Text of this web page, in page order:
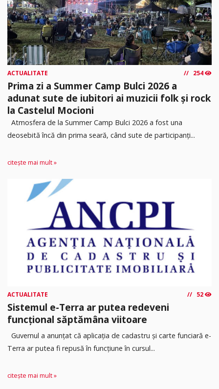
ACTUALITATE 254
Prima zi a Summer Camp Bulci 2026 a
adunat sute de iubitori ai muzicii folk și rock
la Castelul Mocioni
Atmosfera de la Summer Camp Bulci 2026 a fost una
deosebită încă din prima seară, când sute de participanți...
citește mai mult »
ACTUALITATE 52
Sistemul e-Terra ar putea redeveni
funcțional săptămâna viitoare
Guvernul a anunțat că aplicația de cadastru și carte funciară e-
Terra ar putea fi repusă în funcțiune în cursul...
citește mai mult »